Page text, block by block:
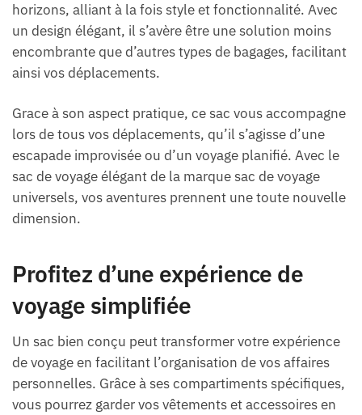
horizons, alliant à la fois style et fonctionnalité. Avec
un design élégant, il s’avère être une solution moins
encombrante que d’autres types de bagages, facilitant
ainsi vos déplacements.
Grace à son aspect pratique, ce sac vous accompagne
lors de tous vos déplacements, qu’il s’agisse d’une
escapade improvisée ou d’un voyage planifié. Avec le
sac de voyage élégant de la marque sac de voyage
universels, vos aventures prennent une toute nouvelle
dimension.
Profitez d’une expérience de
voyage simplifiée
Un sac bien conçu peut transformer votre expérience
de voyage en facilitant l’organisation de vos affaires
personnelles. Grâce à ses compartiments spécifiques,
vous pourrez garder vos vêtements et accessoires en